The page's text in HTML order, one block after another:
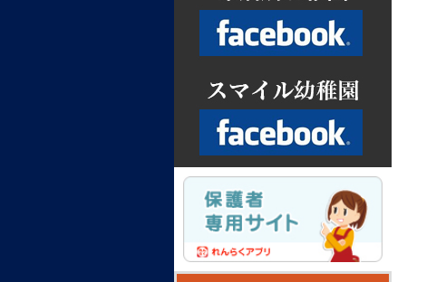
Facebook
Facebook